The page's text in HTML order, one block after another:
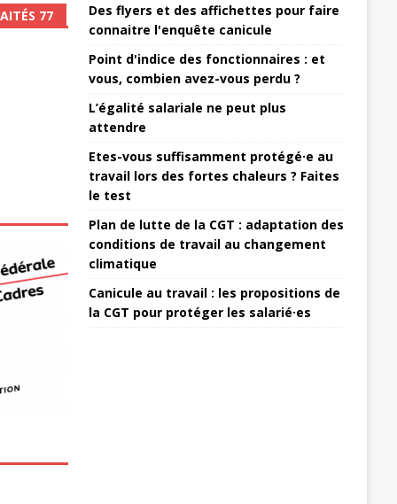
77
Des flyers et des affichettes pour faire
connaitre l'enquête canicule
Point d'indice des fonctionnaires : et
vous, combien avez-vous perdu ?
L’égalité salariale ne peut plus
attendre
Etes-vous suffisamment protégé·e au
travail lors des fortes chaleurs ? Faites
le test
Plan de lutte de la CGT : adaptation des
conditions de travail au changement
climatique
Canicule au travail : les propositions de
la CGT pour protéger les salarié·es